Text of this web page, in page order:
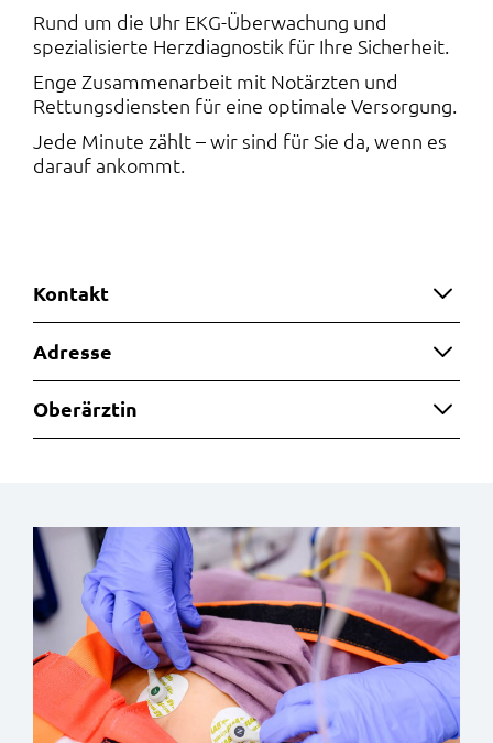
Rund um die Uhr EKG-Überwachung und
spezialisierte Herzdiagnostik für Ihre Sicherheit.
Enge Zusammenarbeit mit Notärzten und
Rettungsdiensten für eine optimale Versorgung.
Jede Minute zählt – wir sind für Sie da, wenn es
darauf ankommt.
Kontakt
Adresse
Oberärztin